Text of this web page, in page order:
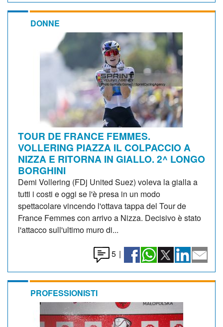
DONNE
TOUR DE FRANCE FEMMES.
VOLLERING PIAZZA IL COLPACCIO A
NIZZA E RITORNA IN GIALLO. 2^ LONGO
BORGHINI
Demi Vollering (FDj United Suez) voleva la gialla a
tutti i costi e oggi se l'è presa in un modo
spettacolare vincendo l'ottava tappa del Tour de
France Femmes con arrivo a Nizza. Decisivo è stato
l'attacco sull'ultimo muro di...
5 |
PROFESSIONISTI